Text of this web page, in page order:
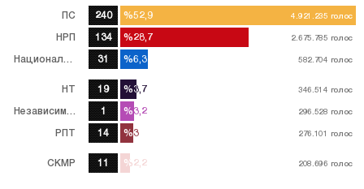
ПС
НРП
Национальная партия
240
134
31
%52,9 4.921.235 голос
%28,7 2.675.785 голос
%6,3 582.704 голос
%52,9 4.921.235 голос
%28,7 2.675.785 голос
%6,3 582.704 голос
НТ
Независимый
РПТ
19
1
14
%3,7 346.514 голос
%3,2 296.528 голос
%3 276.101 голос
%3,7 346.514 голос
%3,2 296.528 голос
%3 276.101 голос
CKMP 11 %2,2 208.696 голос
%2,2 208.696 голос